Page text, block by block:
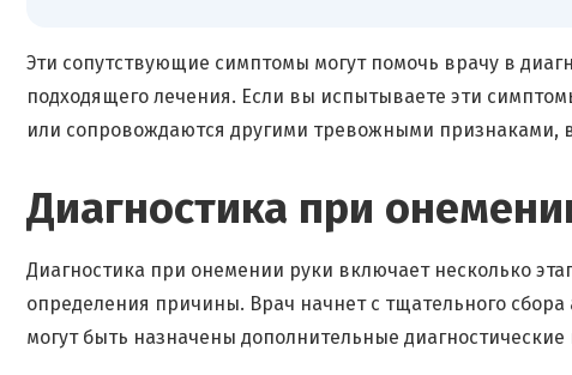
Эти сопутствующие симптомы могут помочь врачу в
подходящего лечения. Если вы испытываете эти
или сопровождаются другими тревожными признаками,
Диагностика при
Диагностика при онемении руки включает несколько
определения причины. Врач начнет с тщательного
могут быть назначены дополнительные